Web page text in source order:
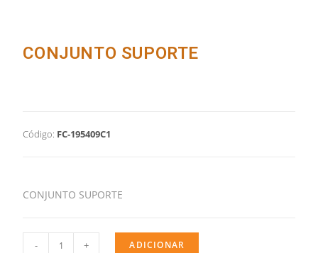
CONJUNTO SUPORTE
Código: FC-195409C1
CONJUNTO SUPORTE
- + ADICIONAR